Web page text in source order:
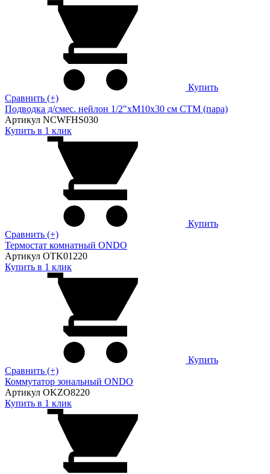
Купить
Сравнить (+)
Подводка д/смес. нейлон 1/2"xM10x30 см CTM (пара)
Артикул NCWFHS030
Купить в 1 клик
Купить
Сравнить (+)
Термостат комнатный ONDO
Артикул OTK01220
Купить в 1 клик
Купить
Сравнить (+)
Коммутатор зональный ONDO
Артикул OKZO8220
Купить в 1 клик